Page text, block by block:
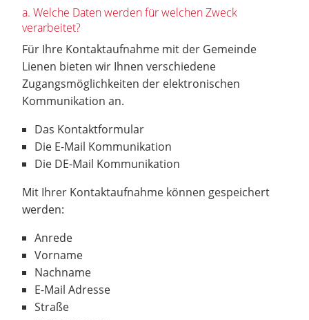
a. Welche Daten werden für welchen Zweck
verarbeitet?
Für Ihre Kontaktaufnahme mit der Gemeinde
Lienen bieten wir Ihnen verschiedene
Zugangsmöglichkeiten der elektronischen
Kommunikation an.
Das Kontaktformular
Die E-Mail Kommunikation
Die DE-Mail Kommunikation
Mit Ihrer Kontaktaufnahme können gespeichert
werden:
Anrede
Vorname
Nachname
E-Mail Adresse
Straße